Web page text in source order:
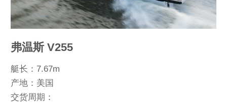
弗温斯 V255
艇长：7.67m
产地：美国
交货周期：